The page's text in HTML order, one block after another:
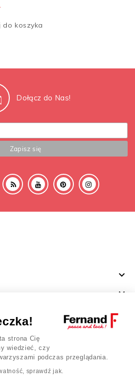
do koszyka
Dołącz do Nas!



strona Cię
wiedzieć, czy
podczas przeglądania.
sprawdź jak.